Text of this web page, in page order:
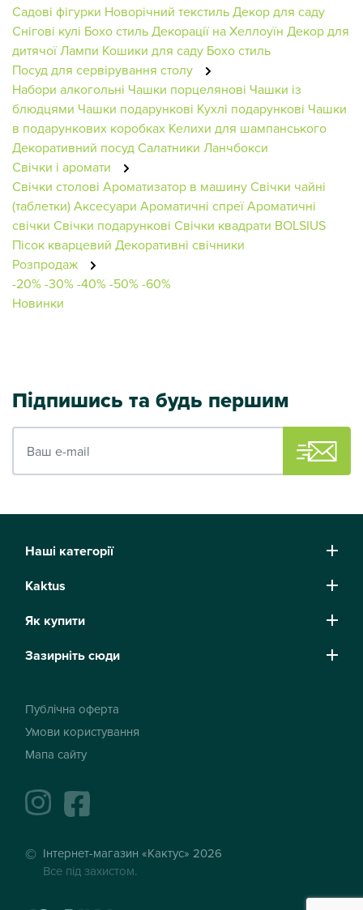
Садові фігурки Новорічний текстильДекор для саду
Снігові кулі Бохо стильДекорації на Хеллоуїн Декор для
дитячоїЛампи Кошики для саду Бохо стиль
Посуд для сервірування столу
Набори алкогольні Чашки порцелянові Чашки із
блюдцями Чашки подарункові Кухлі подарункові Чашки
в подарункових коробках Келихи для шампанського
Декоративний посудСалатники Ланчбокси
Свічки і аромати
Свічки столові Ароматизатор в машинуСвічки чайні
(таблетки)Аксесуари Ароматичні спреїАроматичні
свічки Свічки подарункові Свічки квадрати BOLSIUS
Пісок кварцевий Декоративні свічники
Розпродаж
-20%-30%-40%-50%-60%
Новинки
Підпишись та будь першим
Наші категорії
Kaktus
Як купити
Зазирніть сюди
Публічна оферта
Умови користування
Мапа сайту
instagramfacebook
Інтернет-магазин «Кактус» 2026
Все під захистом.